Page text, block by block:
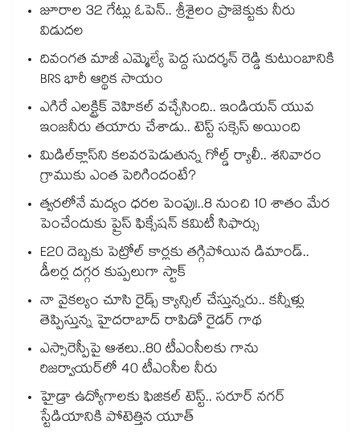
జూరాల 32 గేట్లు ఓపెన్.. శ్రీశైలం ప్రాజెక్టుకు నీరు
విడుదల
దివంగత మాజీ ఎమ్మెల్యే పెద్ద సుదర్శన్ రెడ్డి కుటుంబానికి
BRS భారీ ఆర్థిక సాయం
ఎగిరే ఎలక్ట్రిక్ వెహికల్ వచ్చేసింది.. ఇండియన్ యువ
ఇంజనీరు తయారు చేశాడు.. టెస్ట్ సక్సెస్ అయింది
మిడిల్‌క్లాస్‌ని కలవరపెడుతున్న గోల్డ్ ర్యాలీ.. శనివారం
గ్రాముకు ఎంత పెరిగిందంటే?
త్వరలోనే మద్యం ధ‌‌ర‌‌ల పెంపు!..8 నుంచి 10 శాతం మేర
పెంచేందుకు ప్రైస్ ఫిక్సేష‌‌న్ క‌‌మిటీ సిఫార్సు
E20 దెబ్బకు పెట్రోల్ కార్లకు తగ్గిపోయిన డిమాండ్..
డీలర్ల దగ్గర కుప్పలుగా స్టాక్
నా వైకల్యం చూసి రైడ్స్ క్యాన్సిల్ చేస్తున్నరు.. కన్నీళ్లు
తెప్పిస్తున్న హైదరాబాద్ రాపిడో రైడర్ గాథ
ఎస్సారెస్పీపై ఆశలు..80 టీఎంసీలకు గాను
రిజర్వాయర్‌‌‌‌‌‌‌‌‌‌‌‌‌‌‌‌లో 40 టీఎంసీల నీరు
హైడ్రా ఉద్యోగాలకు ఫిజికల్ టెస్ట్.. సరూర్ నగర్
స్టేడియానికి పోటెత్తిన యూత్